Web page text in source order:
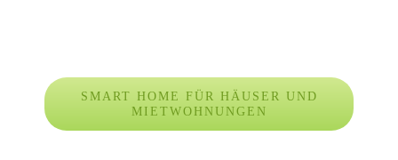
SMART HOME FÜR HÄUSER UND
MIETWOHNUNGEN